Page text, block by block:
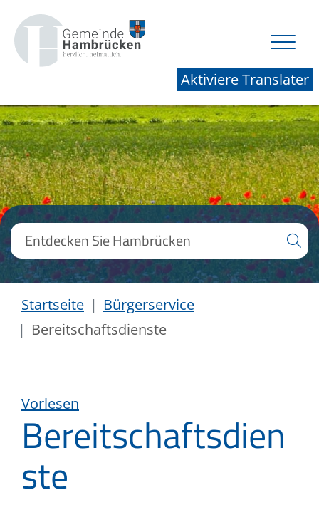
Aktiviere Translater
Startseite
Bürgerservice
Bereitschaftsdienste
Vorlesen
Bereitschaftsdien
ste